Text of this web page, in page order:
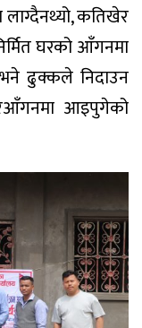
लाग्दैनथ्यो, कतिखेर
घरको आँगनमा
ढुक्कले निदाउन
आइपुगेको